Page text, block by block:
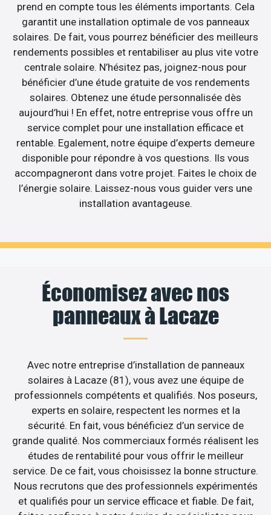
prend en compte tous les éléments importants. Cela
garantit une installation optimale de vos panneaux
solaires. De fait, vous pourrez bénéficier des meilleurs
rendements possibles et rentabiliser au plus vite votre
centrale solaire. N’hésitez pas, joignez-nous pour
bénéficier d’une étude gratuite de vos rendements
solaires. Obtenez une étude personnalisée dès
aujourd’hui ! En effet, notre entreprise vous offre un
service complet pour une installation efficace et
rentable. Egalement, notre équipe d’experts demeure
disponible pour répondre à vos questions. Ils vous
accompagneront dans votre projet. Faites le choix de
l’énergie solaire. Laissez-nous vous guider vers une
installation avantageuse.
Économisez avec nos
panneaux à Lacaze
Avec notre entreprise d’installation de panneaux
solaires à Lacaze (81), vous avez une équipe de
professionnels compétents et qualifiés. Nos poseurs,
experts en solaire, respectent les normes et la
sécurité. En fait, vous bénéficiez d’un service de
grande qualité. Nos commerciaux formés réalisent les
études de rentabilité pour vous offrir le meilleur
service. De ce fait, vous choisissez la bonne structure.
Nous recrutons que des professionnels expérimentés
et qualifiés pour un service efficace et fiable. De fait,